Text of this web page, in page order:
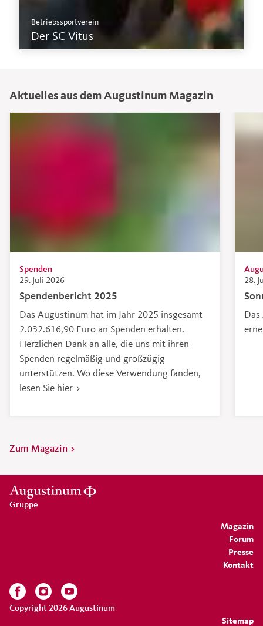
Betriebssportverein
Der SC Vitus
Aktuelles aus dem Augustinum Magazin
Spendenbericht 2025
29. Juli 2026
Spenden
Das Augustinum hat im Jahr 2025 insgesamt
2.032.616,90 Euro an Spenden erhalten.
Herzlichen Dank an alle, die uns mit ihren
Spenden regelmäßig und großzügig
unterstützen. Wo diese Verwendung fanden,
lesen Sie hier >
28.
Zum Magazin >
Magazin
Forum
Presse
Kontakt
Gruppe
Sitemap
Copyright 2026 Augustinum